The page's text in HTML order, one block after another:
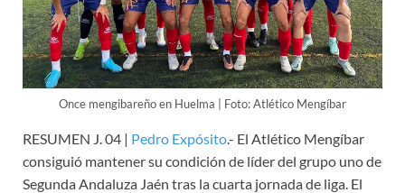
Once mengibareño en Huelma | Foto: Atlético Mengíbar
RESUMEN J. 04 | Pedro Expósito.- El Atlético Mengíbar
consiguió mantener su condición de líder del grupo uno de
Segunda Andaluza Jaén tras la cuarta jornada de liga. El